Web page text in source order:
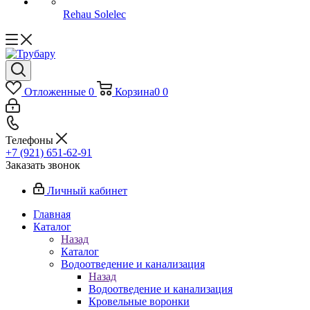
Rehau Solelec
Отложенные 0 Корзина0 0
Телефоны
+7 (921) 651-62-91
Заказать звонок
Личный кабинет
Главная
Каталог
Назад
Каталог
Водоотведение и канализация
Назад
Водоотведение и канализация
Кровельные воронки